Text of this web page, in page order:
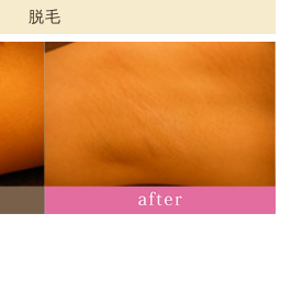
脱毛